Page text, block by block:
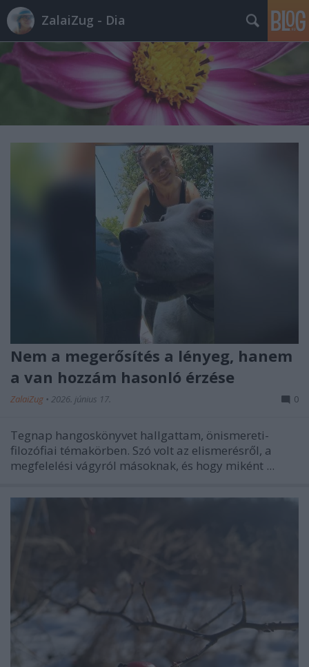
ZalaiZug - Dia
Nem a megerősítés a lényeg, hanem
a van hozzám hasonló érzése
ZalaiZug • 2026. június 17. 0
Tegnap hangoskönyvet hallgattam, önismereti-
filozófiai témakörben. Szó volt az elismerésről, a
megfelelési vágyról másoknak, és hogy miként ...